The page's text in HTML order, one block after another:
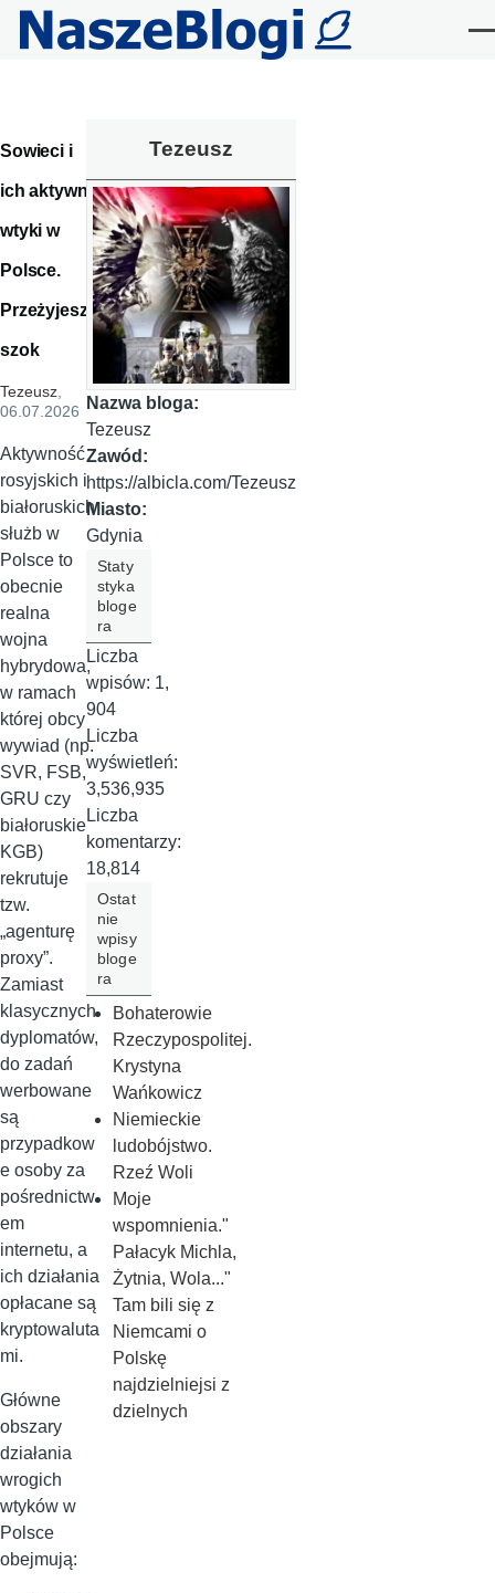
Przejdź do treści
Sowieci i
ich aktywne
wtyki w
Polsce.
Przeżyjesz
szok
Tezeusz,
06.07.2026
Aktywność
rosyjskich i
białoruskich
służb w
Polsce to
obecnie
realna
wojna
hybrydowa,
w ramach
której obcy
wywiad (np.
SVR, FSB,
GRU czy
białoruskie
KGB)
rekrutuje
tzw.
„agenturę
proxy”.
Zamiast
klasycznych
dyplomatów,
do zadań
werbowane
są
przypadkow
e osoby za
pośrednictw
em
internetu, a
ich działania
opłacane są
kryptowaluta
mi.
Główne
obszary
działania
wrogich
wtyków w
Polsce
obejmują:
Tezeusz
Nazwa bloga:
Tezeusz
Zawód:
https://albicla.com/Tezeusz
Miasto:
Gdynia
Staty
styka
bloge
ra
Liczba
wpisów: 1,
904
Liczba
wyświetleń:
3,536,935
Liczba
komentarzy:
18,814
Ostat
nie
wpisy
bloge
ra
Bohaterowie
Rzeczypospolitej.
Krystyna
Wańkowicz
Niemieckie
ludobójstwo.
Rzeź Woli
Moje
wspomnienia."
Pałacyk Michla,
Żytnia, Wola..."
Tam bili się z
Niemcami o
Polskę
najdzielniejsi z
dzielnych